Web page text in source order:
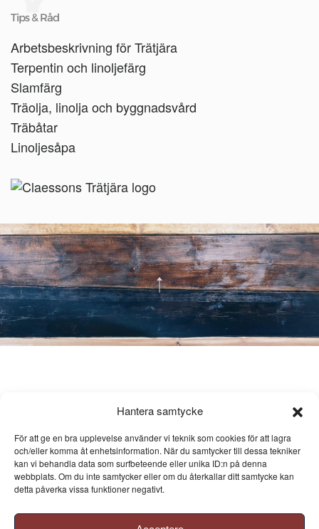
Hantera samtycke
För att ge en bra upplevelse använder vi teknik som cookies för att lagra
och/eller komma åt enhetsinformation. När du samtycker till dessa tekniker
kan vi behandla data som surfbeteende eller unika ID:n på denna
webbplats. Om du inte samtycker eller om du återkallar ditt samtycke kan
detta påverka vissa funktioner negativt.
Tips & Råd
Arbetsbeskrivning för Trätjära
Terpentin och linoljefärg
Slamfärg
Träolja, linolja och byggnadsvård
Träbåtar
Linoljesåpa